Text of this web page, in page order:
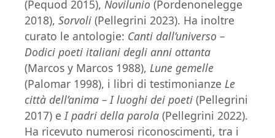
(Pequod 2015), Novilunio (Pordenonelegge
2018), Sorvoli (Pellegrini 2023). Ha inoltre
curato le antologie: Canti dall’universo –
Dodici poeti italiani degli anni ottanta
(Marcos y Marcos 1988), Lune gemelle
(Palomar 1998), i libri di testimonianze Le
città dell’anima – I luoghi dei poeti (Pellegrini
2017) e I padri della parola (Pellegrini 2022).
Ha ricevuto numerosi riconoscimenti, tra i